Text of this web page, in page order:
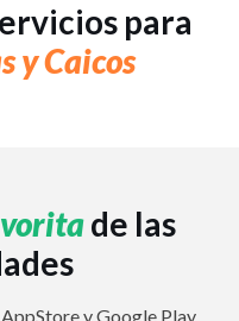
para
y Caicos
de las
y Google Play